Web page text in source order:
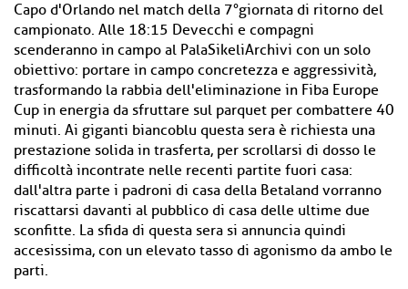
Capo d'Orlando nel match della 7°giornata di ritorno del
campionato. Alle 18:15 Devecchi e compagni
scenderanno in campo al PalaSikeliArchivi con un solo
obiettivo: portare in campo concretezza e aggressività,
trasformando la rabbia dell'eliminazione in Fiba Europe
Cup in energia da sfruttare sul parquet per combattere 40
minuti. Ai giganti biancoblu questa sera è richiesta una
prestazione solida in trasferta, per scrollarsi di dosso le
difficoltà incontrate nelle recenti partite fuori casa:
dall'altra parte i padroni di casa della Betaland vorranno
riscattarsi davanti al pubblico di casa delle ultime due
sconfitte. La sfida di questa sera si annuncia quindi
accesissima, con un elevato tasso di agonismo da ambo le
parti.